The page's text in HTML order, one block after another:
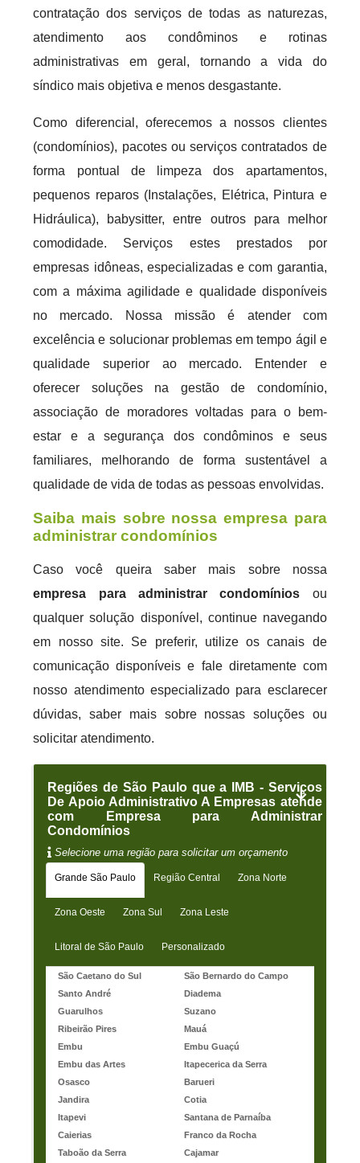
contratação dos serviços de todas as naturezas,
atendimento aos condôminos e rotinas
administrativas em geral, tornando a vida do
síndico mais objetiva e menos desgastante.
Como diferencial, oferecemos a nossos clientes
(condomínios), pacotes ou serviços contratados de
forma pontual de limpeza dos apartamentos,
pequenos reparos (Instalações, Elétrica, Pintura e
Hidráulica), babysitter, entre outros para melhor
comodidade. Serviços estes prestados por
empresas idôneas, especializadas e com garantia,
com a máxima agilidade e qualidade disponíveis
no mercado. Nossa missão é atender com
excelência e solucionar problemas em tempo ágil e
qualidade superior ao mercado. Entender e
oferecer soluções na gestão de condomínio,
associação de moradores voltadas para o bem-
estar e a segurança dos condôminos e seus
familiares, melhorando de forma sustentável a
qualidade de vida de todas as pessoas envolvidas.
Saiba mais sobre nossa empresa para
administrar condomínios
Caso você queira saber mais sobre nossa
empresa para administrar condomínios ou
qualquer solução disponível, continue navegando
em nosso site. Se preferir, utilize os canais de
comunicação disponíveis e fale diretamente com
nosso atendimento especializado para esclarecer
dúvidas, saber mais sobre nossas soluções ou
solicitar atendimento.
Regiões de São Paulo que a IMB - Serviços
De Apoio Administrativo A Empresas atende
com Empresa para Administrar
Condomínios
Selecione uma região para solicitar um orçamento
Grande São Paulo Região Central Zona Norte
Zona Oeste Zona Sul Zona Leste
Litoral de São Paulo Personalizado
São Caetano do Sul
São Bernardo do Campo
Santo André
Diadema
Guarulhos
Suzano
Ribeirão Pires
Mauá
Embu
Embu Guaçú
Embu das Artes
Itapecerica da Serra
Osasco
Barueri
Jandira
Cotia
Itapevi
Santana de Parnaíba
Caierias
Franco da Rocha
Taboão da Serra
Cajamar